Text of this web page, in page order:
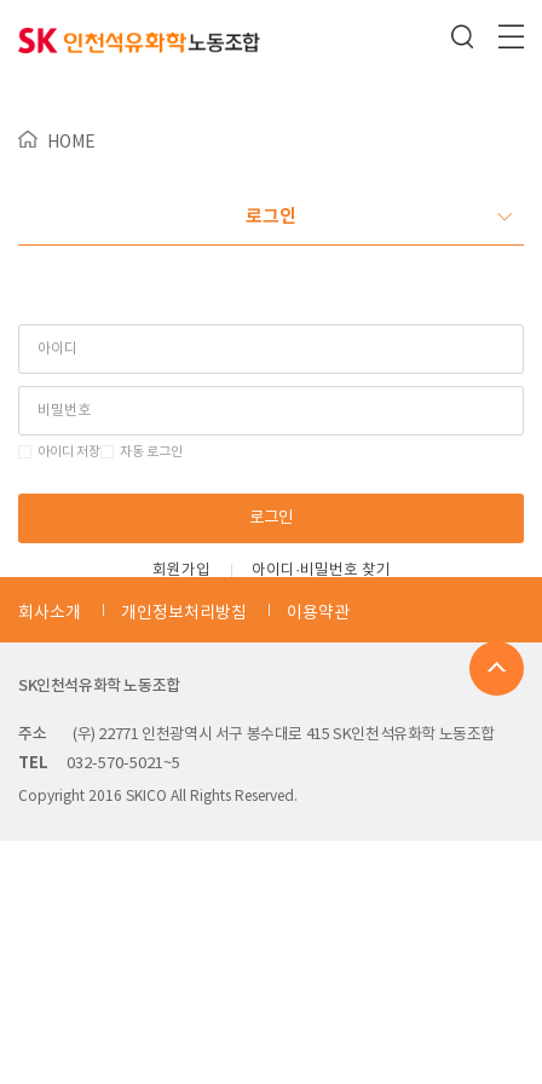
HOME
로그인
아이디 저장 자동 로그인
로그인
회원가입 아이디·비밀번호 찾기
회사소개 개인정보처리방침 이용약관
SK인천석유화학 노동조합
주소 (우) 22771 인천광역시 서구 봉수대로 415 SK인천석유화학 노동조합
TEL 032-570-5021~5
Copyright 2016 SKICO All Rights Reserved.